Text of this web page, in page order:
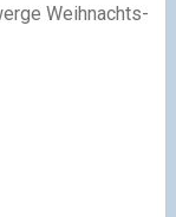
Weihnachts-